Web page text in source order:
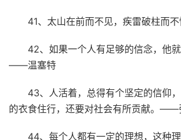
41、太山在前而不见，疾雷破柱而
42、如果一个人有足够的信念，他就
——温塞特
43、人活着，总得有个坚定的信仰
的衣食住行，还要对社会有所贡献。——
44、每个人都有一定的理想，这种